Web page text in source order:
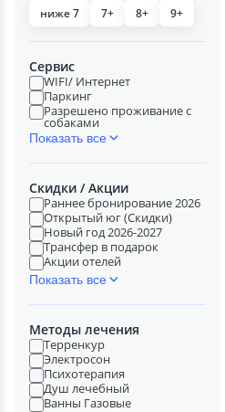
ниже 7 7+ 8+ 9+
Сервис
WIFI/ Интернет
Паркинг
Разрешено проживание с
собаками
Показать все
Скидки / Акции
Раннее бронирование 2026
Открытый юг (Скидки)
Новый год 2026-2027
Трансфер в подарок
Акции отелей
Показать все
Методы лечения
Терренкур
Электросон
Психотерапия
Душ лечебный
Ванны Газовые